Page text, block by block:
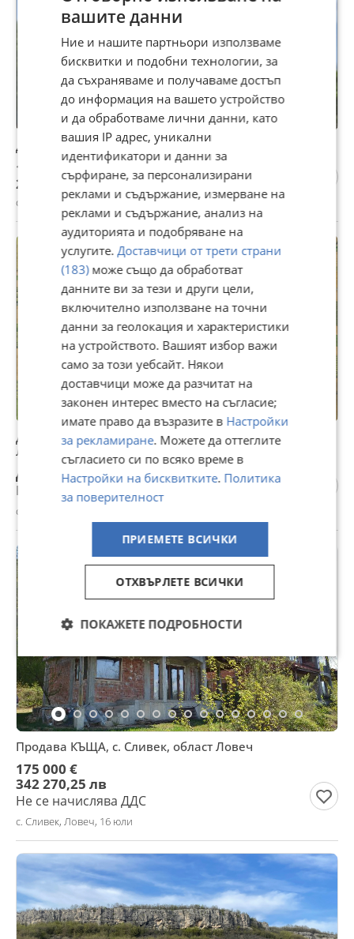
Дървени модулни къщи
1 280 €
2 503,46 лв
с. Сливек, Ловеч, 16 юли
Дава под наем ЗЕМЕДЕЛСКА ЗЕМЯ, с. Сливек, област
Ловеч
Договаряне
Не се начислява ДДС
с. Сливек, Ловеч, 16 юли
Продава КЪЩА, с. Сливек, област Ловеч
175 000 €
342 270,25 лв
Не се начислява ДДС
с. Сливек, Ловеч, 16 юли
вашите данни
Ние и нашите партньори използваме
бисквитки и подобни технологии, за
да съхраняваме и получаваме достъп
до информация на вашето устройство
и да обработваме лични данни, като
вашия IP адрес, уникални
идентификатори и данни за
сърфиране, за персонализирани
реклами и съдържание, измерване на
реклами и съдържание, анализ на
аудиторията и подобряване на
услугите.Доставчици от трети страни
(183)може също да обработват
данните ви за тези и други цели,
включително използване на точни
данни за геолокация и характеристики
на устройството. Вашият избор важи
само за този уебсайт. Някои
доставчици може да разчитат на
законен интерес вместо на съгласие;
имате право да възразите в Настройки
за рекламиране. Можете да оттеглите
съгласието си по всяко време в
Настройки на бисквитките. Политика
за поверителност
ПРИЕМЕТЕ ВСИЧКИ
ОТХВЪРЛЕТЕ ВСИЧКИ
ПОКАЖЕТЕ ПОДРОБНОСТИ